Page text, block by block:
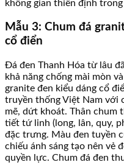
không gian thiền định
Mẫu 3: Chum đá
cổ điển
Đá đen Thanh Hóa từ lâu
khả năng chống mài mòn
granite đen kiểu dáng cổ
truyền thống Việt Nam với
mẽ, dứt khoát. Thân chum
tiết tứ linh (long, lân, quy,
đặc trưng. Màu đen tuyền
chiếu ánh sáng tạo nên vẻ
quyền lực. Chum đá đen